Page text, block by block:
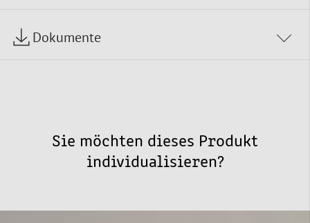
Dokumente
Sie möchten dieses Produkt
individualisieren?